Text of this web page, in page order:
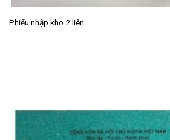
Phiếu nhập kho 2 liên